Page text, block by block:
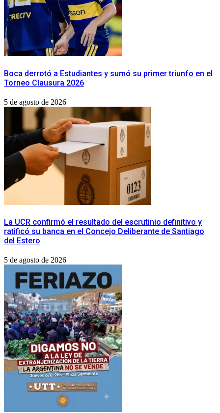
Boca derrotó a Estudiantes y sumó su primer triunfo en el
Torneo Clausura 2026
5 de agosto de 2026
La UCR confirmó el resultado del escrutinio definitivo y
ratificó su banca en el Concejo Deliberante de Santiago
del Estero
5 de agosto de 2026